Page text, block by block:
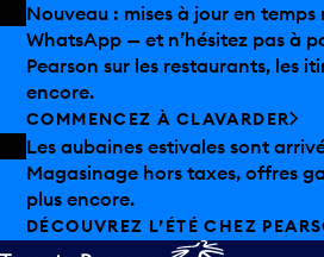
Skip to offers
Passer au contenu principal
Nouveau : mises à jour en temps
WhatsApp — et n’hésitez pas à
Pearson sur les restaurants, les
encore.
COMMENCEZ À CLAVARDER
Les aubaines estivales sont
Magasinage hors taxes, offres
plus encore.
DÉCOUVREZ L’ÉTÉ CHEZ
Autobusdu